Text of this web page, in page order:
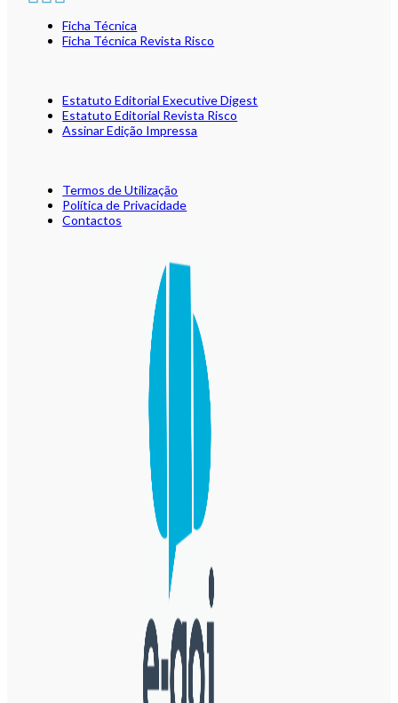
Ficha Técnica
Ficha Técnica Revista Risco
Estatuto Editorial Executive Digest
Estatuto Editorial Revista Risco
Assinar Edição Impressa
Termos de Utilização
Política de Privacidade
Contactos